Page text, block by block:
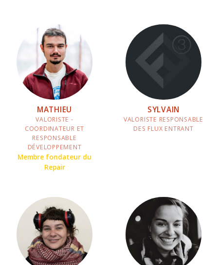
MATHIEU
VALORISTE -
COORDINATEUR ET
RESPONSABLE
DÉVELOPPEMENT
Membre fondateur du
Repair
SYLVAIN
VALORISTE RESPONSABLE
DES FLUX ENTRANT